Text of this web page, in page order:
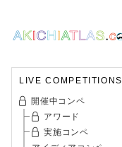
LIVE COMPETITIONS
開催中コンペ
アワード
実施コンペ